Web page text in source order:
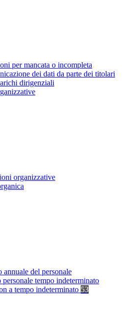
per mancata o incompleta
dei dati da parte dei titolari
dirigenziali
organizzative
annuale del personale
personale tempo indeterminato
a tempo indeterminato 53